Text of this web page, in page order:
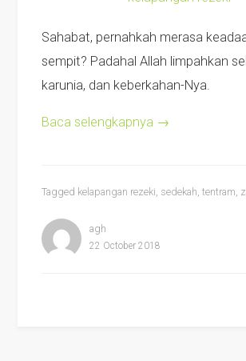
Sahabat, pernahkah merasa
sempit? Padahal Allah limpahkan
karunia, dan keberkahan-Nya.
Baca selengkapnya →
Tagged kelapangan rezeki sedekah ,tentram
agh
22 October 2018